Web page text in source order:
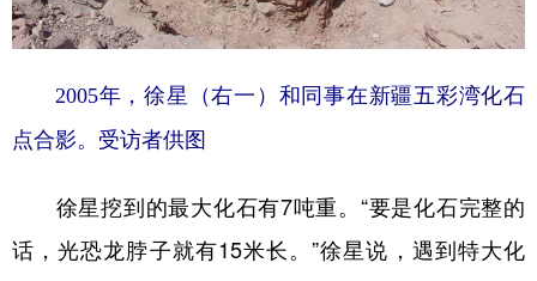
2005年，徐星（右一）和同事在新疆五彩湾化石
点合影。受访者供图
徐星挖到的最大化石有7吨重。“要是化石完整的
话，光恐龙脖子就有15米长。”徐星说，遇到特大化